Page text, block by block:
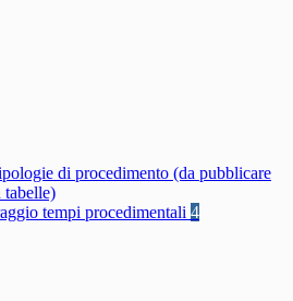
di procedimento (da pubblicare
tabelle)
tempi procedimentali 4